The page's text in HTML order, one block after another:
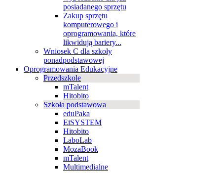
posiadanego sprzętu
Zakup sprzętu
komputerowego i
oprogramowania, które
likwidują bariery...
Wniosek C dla szkoły
ponadpodstawowej
Oprogramowania Edukacyjne
Przedszkole
mTalent
Hitobito
Szkoła podstawowa
eduPaka
EiSYSTEM
Hitobito
LaboLab
MozaBook
mTalent
Multimedialne